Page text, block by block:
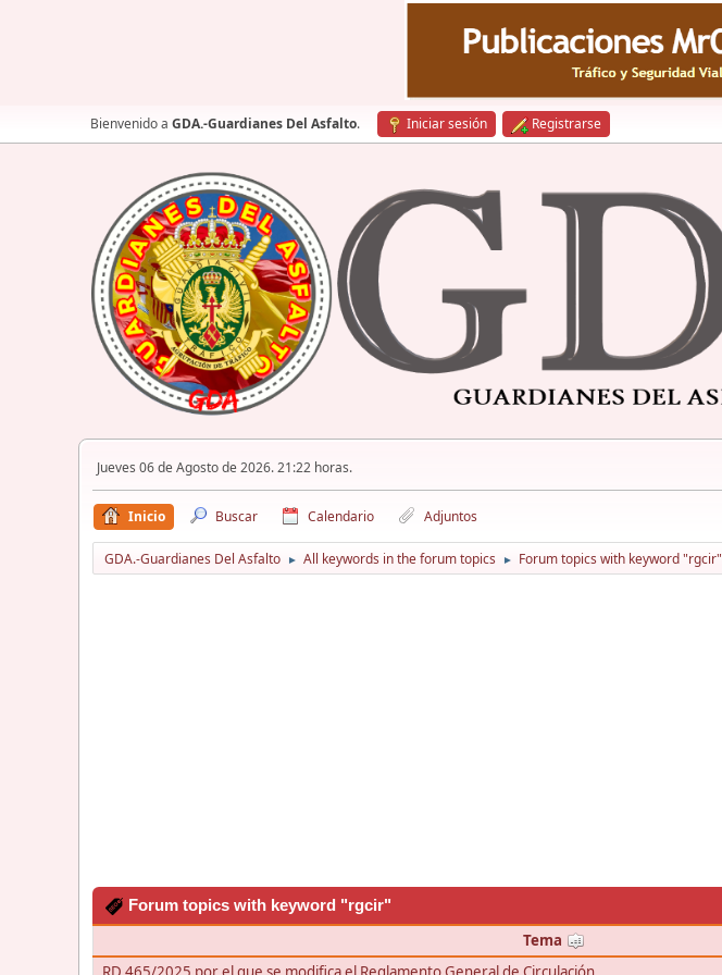
Bienvenido a GDA.-Guardianes Del Asfalto. Iniciar sesión Registrarse
Jueves 06 de Agosto de 2026. 21:22 horas.
Inicio Buscar Calendario Adjuntos
GDA.-Guardianes Del Asfalto ► All keywords in the forum topics ► Forum topics with keyword "rgcir"
Forum topics with keyword "rgcir"
Tema